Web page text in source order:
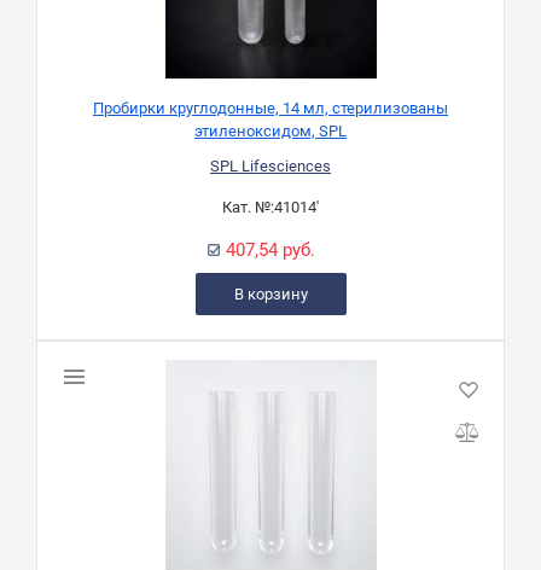
Пробирки круглодонные, 14 мл, стерилизованы
этиленоксидом, SPL
SPL Lifesciences
Кат. №:41014'
407,54 руб.
В корзину